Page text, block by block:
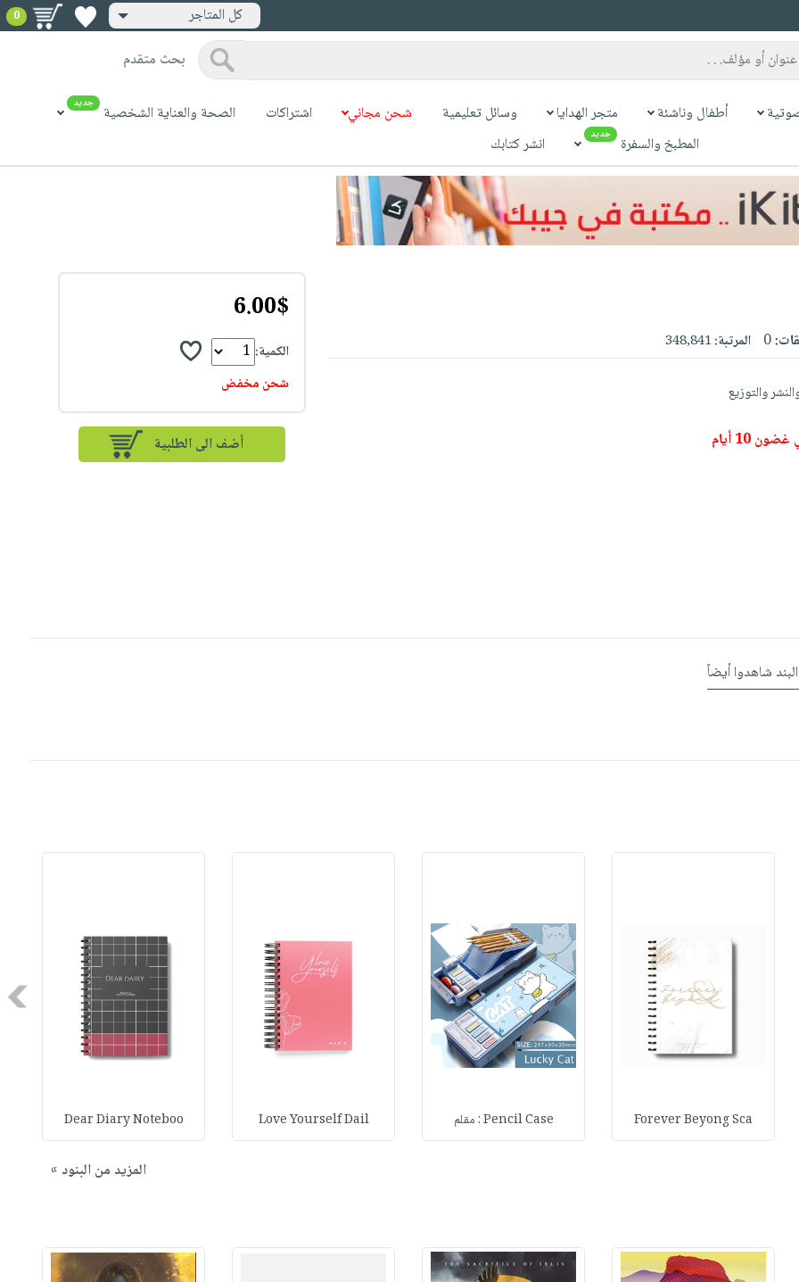
كل المتاجر 0
بحث متقدم
أطفال وناشئة متجر الهدايا وسائل تعليمية شحن مجاني اشتراكات الصحة والعناية الشخصية جديد
المطبخ والسفرة جديد انشر كتابك
0 المرتبة:348,841
والتوزيع
10 أيام
6.00$
الكمية:
شحن مخفض
أضف الى الطلبية
شاهدوا أيضاً
Forever Beyong Sca Pencil Case : مقلم Love Yourself Dail
Dear Diary Noteboo
المزيد من البنود »